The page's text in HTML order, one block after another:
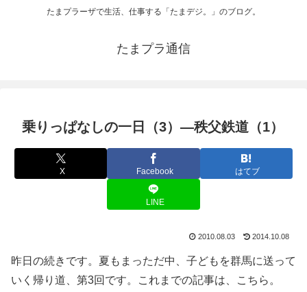
たまプラーザで生活、仕事する「たまデジ。」のブログ。
たまプラ通信
乗りっぱなしの一日（3）―秩父鉄道（1）
X Facebook はてブ
LINE
2010.08.03 2014.10.08
昨日の続きです。夏もまっただ中、子どもを群馬に送って
いく帰り道、第3回です。これまでの記事は、こちら。